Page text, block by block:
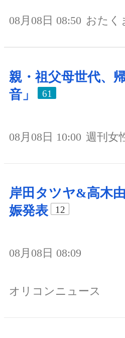
08月08日 08:50 おたく
親・祖父母世代、
音」
61
08月08日 10:00 週刊女
岸田タツヤ&高木
娠発表
12
08月08日 08:09
オリコンニュース